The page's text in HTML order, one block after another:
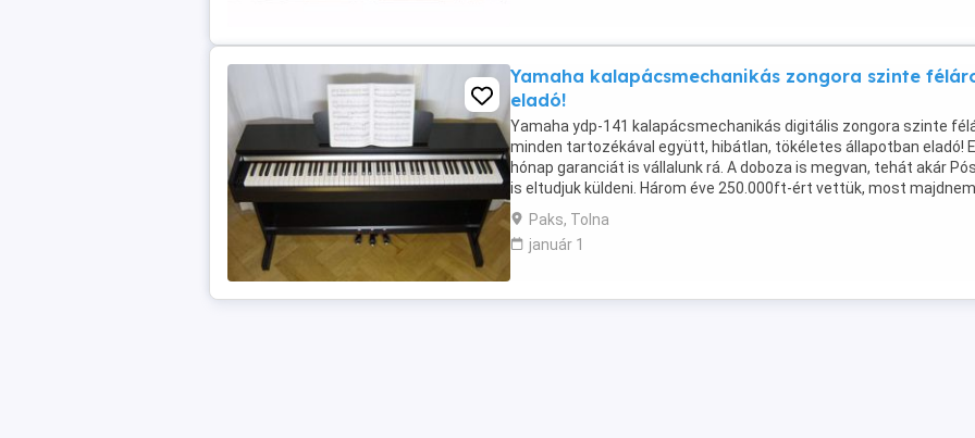
Yamaha kalapácsmechanikás zongora szinte
eladó!
Yamaha ydp-141 kalapácsmechanikás digitális zongora szinte
minden tartozékával együtt, hibátlan, tökéletes állapotban eladó!
hónap garanciát is vállalunk rá. A doboza is megvan, tehát akár
is eltudjuk küldeni. Három éve 250.000ft-ért vettük, most
feléért odaadjuk!
Paks, Tolna
január 1